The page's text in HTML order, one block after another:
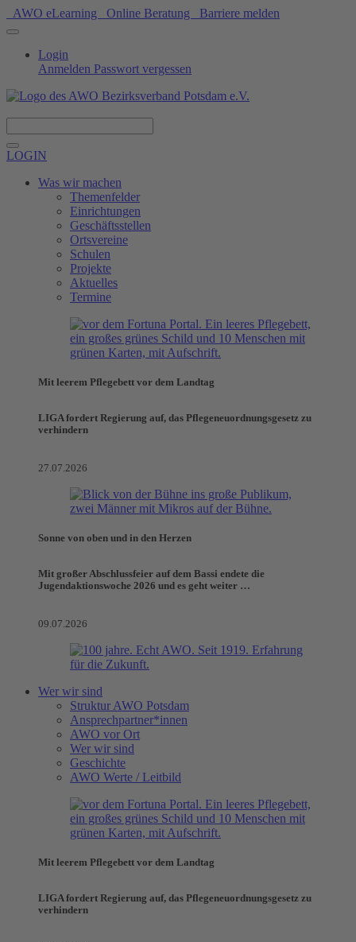
AWO eLearning Online Beratung Barriere melden
Login
Anmelden Passwort vergessen
LOGIN
Was wir machen
Themenfelder
Einrichtungen
Geschäftsstellen
Ortsvereine
Schulen
Projekte
Aktuelles
Termine
Mit leerem Pflegebett vor dem Landtag
LIGA fordert Regierung auf, das Pflegeneuordnungsgesetz zu
verhindern
27.07.2026
Sonne von oben und in den Herzen
Mit großer Abschlussfeier auf dem Bassi endete die
Jugendaktionswoche 2026 und es geht weiter …
09.07.2026
Wer wir sind
Struktur AWO Potsdam
Ansprechpartner*innen
AWO vor Ort
Wer wir sind
Geschichte
AWO Werte / Leitbild
Mit leerem Pflegebett vor dem Landtag
LIGA fordert Regierung auf, das Pflegeneuordnungsgesetz zu
verhindern